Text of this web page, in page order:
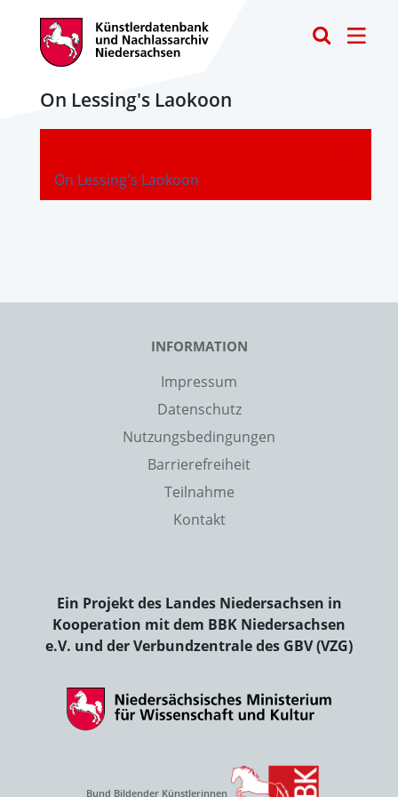
On Lessing's Laokoon
On Lessing's Laokoon
-
INFORMATION
Impressum
Datenschutz
Nutzungsbedingungen
Barrierefreiheit
Teilnahme
Kontakt
Ein Projekt des Landes Niedersachsen in
Kooperation mit dem BBK Niedersachsen
e.V. und der Verbundzentrale des GBV (VZG)
Bund Bildender Künstlerinnen